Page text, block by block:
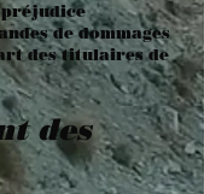
préjudice
de dommages
des titulaires de
des